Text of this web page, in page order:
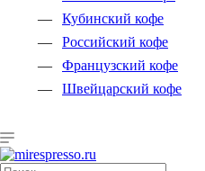
Кубинский кофе
Российский кофе
Французский кофе
Швейцарский кофе